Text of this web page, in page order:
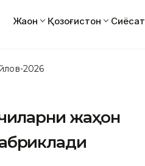
Жаҳон Қозоғистон Сиёсат
2026
жаҳон